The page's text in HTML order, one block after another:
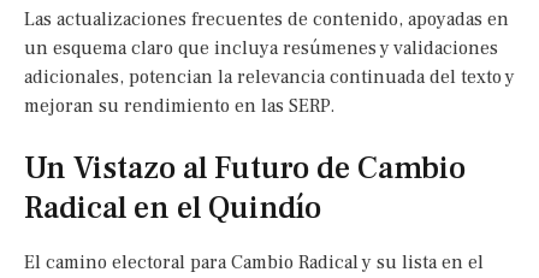
Las actualizaciones frecuentes de contenido, apoyadas en
un esquema claro que incluya resúmenes y validaciones
adicionales, potencian la relevancia continuada del texto y
mejoran su rendimiento en las SERP.
Un Vistazo al Futuro de Cambio
Radical en el Quindío
El camino electoral para Cambio Radical y su lista en el